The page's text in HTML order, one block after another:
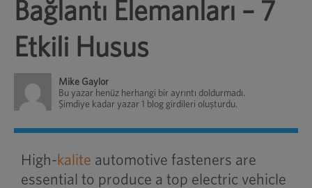
Bağlantı Elemanları – 7
Etkili Husus
Mike Gaylor
Bu yazar henüz herhangi bir ayrıntı doldurmadı.
Şimdiye kadar yazar 1 blog girdileri oluşturdu.
High-kalite automotive fasteners are
essential to produce a top electric vehicle